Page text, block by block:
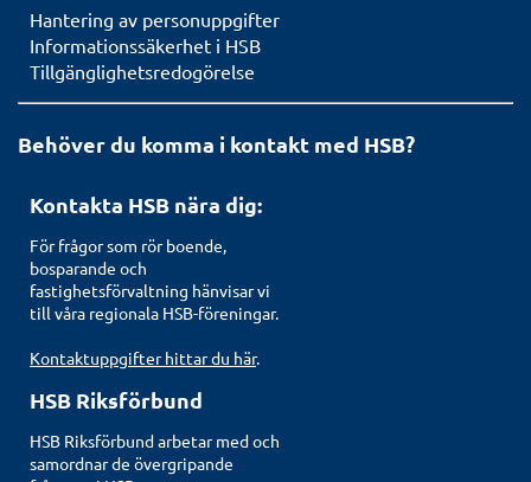
Hantering av personuppgifter
Informationssäkerhet i HSB
Tillgänglighetsredogörelse
Behöver du komma i kontakt med HSB?
Kontakta HSB nära dig:
För frågor som rör boende,
bosparande och
fastighetsförvaltning hänvisar vi
till våra regionala HSB-föreningar.
Kontaktuppgifter hittar du här.
HSB Riksförbund
HSB Riksförbund arbetar med och
samordnar de övergripande